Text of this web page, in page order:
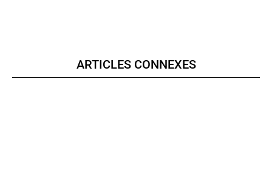
ARTICLES CONNEXES